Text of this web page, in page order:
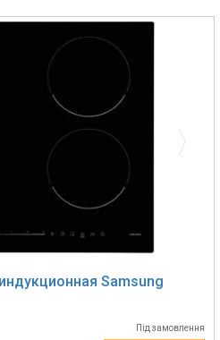
Samsung
Під замовлення